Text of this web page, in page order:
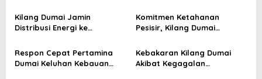
p
o
s
Kilang Dumai Jamin
Distribusi Energi ke
Komitmen Ketahanan
Pesisir, Kilang Dumai
Mundam
Respon Cepat Pertamina
Dumai Keluhan Kebauan
Kebakaran Kilang Dumai
Akibat Kegagalan